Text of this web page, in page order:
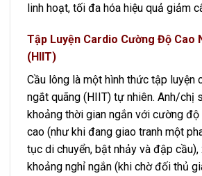
linh hoạt, tối đa hóa hiệu quả giảm
Tập Luyện Cardio Cường Độ Cao
(HIIT)
Cầu lông là một hình thức tập luyện
ngắt quãng (HIIT) tự nhiên. Anh/chị
khoảng thời gian ngắn với cường
cao (như khi đang giao tranh một
tục di chuyển, bật nhảy và đập
khoảng nghỉ ngắn (khi chờ đối thủ